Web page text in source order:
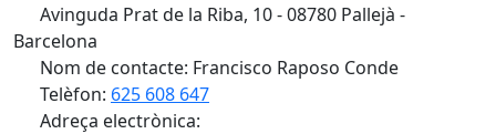
Avinguda Prat de la Riba, 10 - 08780 Pallejà -
Barcelona
Nom de contacte: Francisco Raposo Conde
Telèfon: 625 608 647
Adreça electrònica: